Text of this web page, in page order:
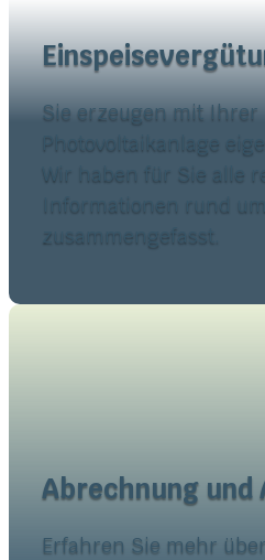
Sie erzeugen mit Ihrer
Photovoltaikanlage
Wir haben für Sie alle
Informationen rund um
zusammengefasst.
Abrechnung und
Erfahren Sie mehr